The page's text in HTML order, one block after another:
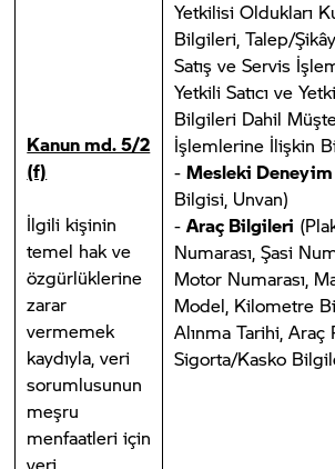
Yetkilisi Oldukları
Bilgileri, Talep/
Satış ve Servis
Yetkili Satıcı ve
Bilgileri Dahil
İşlemlerine İlişkin
-Mesleki Deneyim
Bilgisi, Unvan)
-Araç Bilgileri
Numarası, Şasi
Motor Numarası,
Model, Kilometre
Alınma Tarihi, Araç
Sigorta/Kasko
Kanun md. 5/2
(f)
İlgili kişinin
temel hak ve
özgürlüklerine
zarar
vermemek
kaydıyla, veri
sorumlusunun
meşru
menfaatleri için